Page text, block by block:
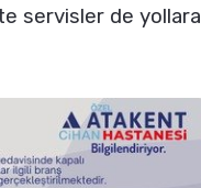
servisler de yollara